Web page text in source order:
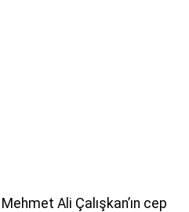
Ali Çalışkan’ın cep